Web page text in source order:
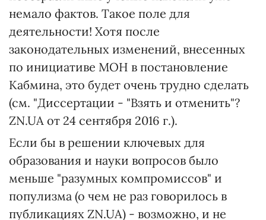
немало фактов. Такое поле для
деятельности! Хотя после
законодательных изменений, внесенных
по инициативе МОН в постановление
Кабмина, это будет очень трудно сделать
(см. "Диссертации - "Взять и отменить"?
ZN.UA от 24 сентября 2016 г.).
Если бы в решении ключевых для
образования и науки вопросов было
меньше "разумных компромиссов" и
популизма (о чем не раз говорилось в
публикациях ZN.UA) - возможно, и не